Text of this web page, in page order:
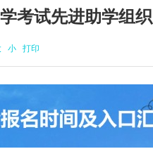
考试先进助学组织
小 打印